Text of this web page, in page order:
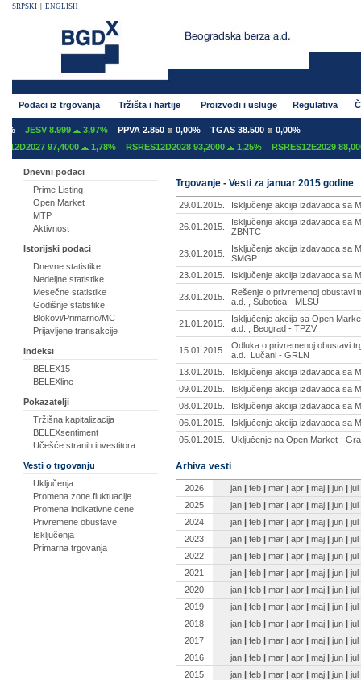
SRPSKI ENGLISH
Podaci iz trgovanja Tržišta i hartije Proizvodi i usluge Regulativa
JESV 8.999 3,97% PPVA 2.850 0,00% TGAS 38.500
0,00%
97,4000
1,78% RSRES12D2028 93,2000 1,25% RSRES12E2029 88,0000
Dnevni podaci
Prime Listing
Open Market
MTP
Aktivnost
Istorijski podaci
Dnevne statistike
Nedeljne statistike
Mesečne statistike
Godišnje statistike
Blokovi/Primarno/MC
Prijavljene transakcije
Indeksi
BELEX15
BELEXline
Pokazatelji
Tržišna kapitalizacija
BELEXsentiment
Učešće stranih investitora
Vesti o trgovanju
Uključenja
Promena zone fluktuacije
Promena indikativne cene
Privremene obustave
Isključenja
Primarna trgovanja
Trgovanje - Vesti za januar 2015 godine
29.01.2015. Isključenje akcija izdavaoca sa
26.01.2015.
Isključenje akcija izdavaoca sa
ZBNTC
23.01.2015.
Isključenje akcija izdavaoca sa
SMGP
23.01.2015.
Isključenje akcija izdavaoca sa
23.01.2015.
Rešenje o privremenoj obustavi
a.d. , Subotica - MLSU
21.01.2015.
Isključenje akcija sa Open
a.d. , Beograd - TPZV
15.01.2015.
Odluka o privremenoj obustavi
a.d., Lučani - GRLN
13.01.2015.
Isključenje akcija izdavaoca sa
09.01.2015.
Isključenje akcija izdavaoca sa
08.01.2015.
Isključenje akcija izdavaoca sa
06.01.2015.
Isključenje akcija izdavaoca sa
05.01.2015.
Uključenje na Open Market -
Arhiva vesti
2026 jan | feb | mar | apr | maj | jun | jul
2025
jan | feb | mar | apr | maj | jun | jul
2024
jan | feb | mar | apr | maj | jun | jul
2023
jan | feb | mar | apr | maj | jun | jul
2022
jan | feb | mar | apr | maj | jun | jul
2021
jan | feb | mar | apr | maj | jun | jul
2020
jan | feb | mar | apr | maj | jun | jul
2019
jan | feb | mar | apr | maj | jun | jul
2018
jan | feb | mar | apr | maj | jun | jul
2017
jan | feb | mar | apr | maj | jun | jul
2016
jan | feb | mar | apr | maj | jun | jul
2015
jan | feb | mar | apr | maj | jun | jul